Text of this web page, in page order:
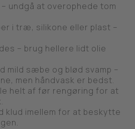
undgå at overophede tom
i træ, silikone eller plast –
– brug hellere lidt olie
mild sæbe og blød svamp –
men håndvask er bedst.
helt af før rengøring for at
klud imellem for at beskytte